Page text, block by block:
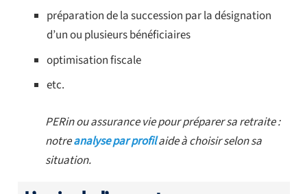
préparation de la succession par la désignation
d’un ou plusieurs bénéficiaires
optimisation fiscale
etc.
PERin ou assurance vie pour préparer sa retraite :
notreanalyse par profilaide à choisir selon sa
situation.